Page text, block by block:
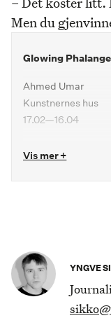
Men du
Glowing
Ahmed Umar
Kunstnernes hus
17.02—16.04
Vis mer +
YNGVE